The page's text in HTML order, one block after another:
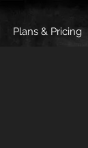
Plans & Pricing